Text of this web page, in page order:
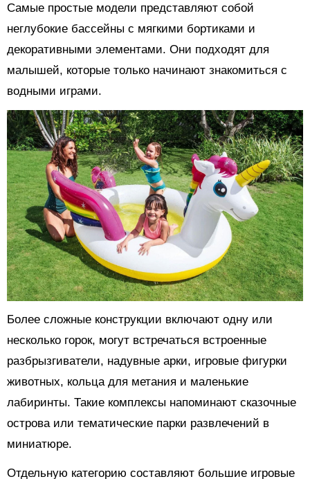
Самые простые модели представляют собой
неглубокие бассейны с мягкими бортиками и
декоративными элементами. Они подходят для
малышей, которые только начинают знакомиться с
водными играми.
Более сложные конструкции включают одну или
несколько горок, могут встречаться встроенные
разбрызгиватели, надувные арки, игровые фигурки
животных, кольца для метания и маленькие
лабиринты. Такие комплексы напоминают сказочные
острова или тематические парки развлечений в
миниатюре.
Отдельную категорию составляют большие игровые